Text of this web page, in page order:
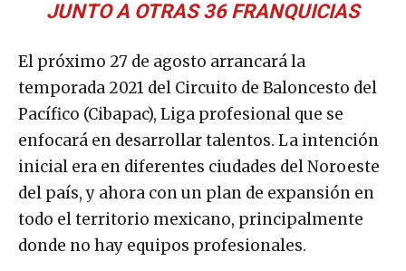
JUNTO A OTRAS 36 FRANQUICIAS
El próximo 27 de agosto arrancará la
temporada 2021 del Circuito de Baloncesto del
Pacífico (Cibapac), Liga profesional que se
enfocará en desarrollar talentos. La intención
inicial era en diferentes ciudades del Noroeste
del país, y ahora con un plan de expansión en
todo el territorio mexicano, principalmente
donde no hay equipos profesionales.